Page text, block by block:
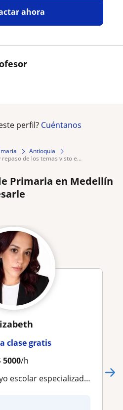
ahora
perfil? Cuéntanos
Antioquia
repaso de los temas visto e...
Primaria en Medellín
clase gratis
5000/h
en clases para niños de forma presencial